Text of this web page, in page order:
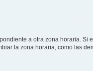
a otra zona horaria.
la zona horaria, como las